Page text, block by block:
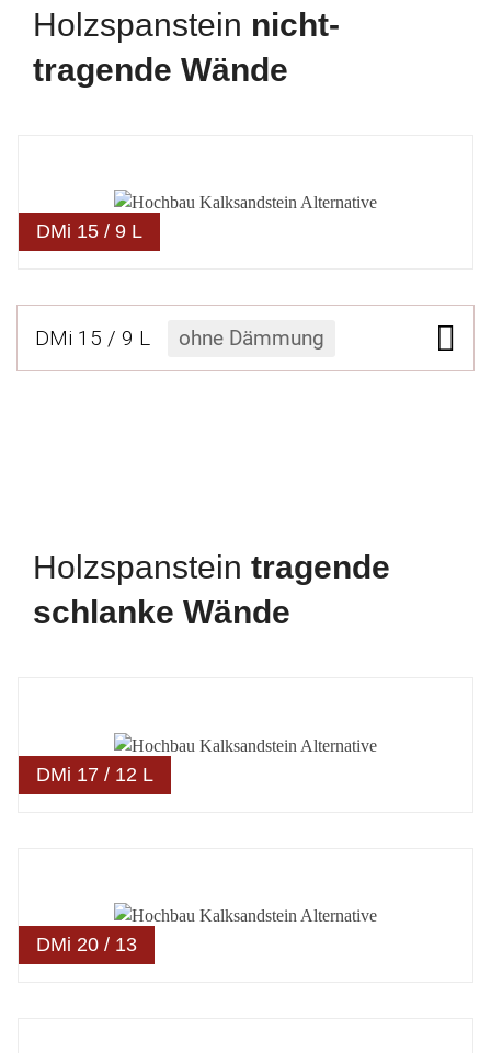
Holzspanstein nicht­
tragende Wände
DMi 15 / 9 L
DMi 15 / 9 L ohne Dämmung
Holzspanstein tragende
schlanke Wände
DMi 17 / 12 L
DMi 20 / 13